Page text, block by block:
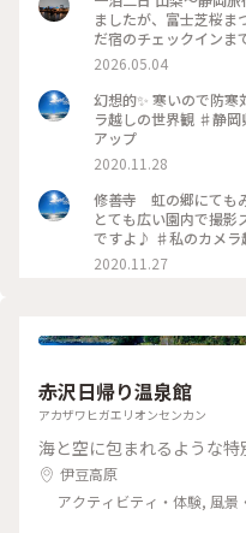
ましたが、富士芝桜ま
だ宿のチェックインま
みました💡 修善寺虹の郷にはイギリス村、カナダ村、インデ
ィアン砦、フェアリー
などのエリアがあります。 なかなかの広さでかなり
が、季節によって、お
2026.05.04
幻想的✨ 寒いので防寒対策して楽しみましょう♪ ♯私のカメ
ラ越しの世界観 ♯静岡県 ♯修善寺 ♯虹の郷 ♯もみじのライト
アップ
2020.11.28
修善寺 虹の郷にても
とても広い園内で撮影スポ
ですよ♪ ♯私のカメラ越しの世界観 ♯静岡県 ♯修善寺 ♯虹の
郷 ♯もみじのライトア
2020.11.27
赤沢日帰り温泉館
アカザワヒガエリオンセンカン
海と空に包まれるような
伊豆高原
アクティビティ・体験, 風景